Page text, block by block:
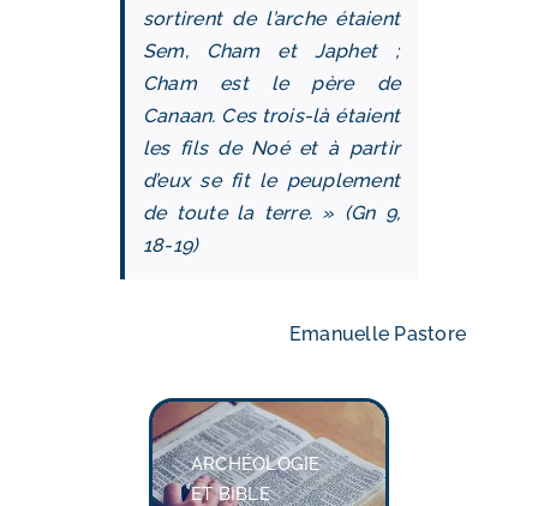
sortirent de l’arche étaient
Sem, Cham et Japhet ;
Cham est le père de
Canaan. Ces trois-là étaient
les fils de Noé et à partir
d’eux se fit le peuplement
de toute la terre. » (Gn 9,
18‑19)
Emanuelle Pastore
ARCHÉOLOGIE
ET BIBLE